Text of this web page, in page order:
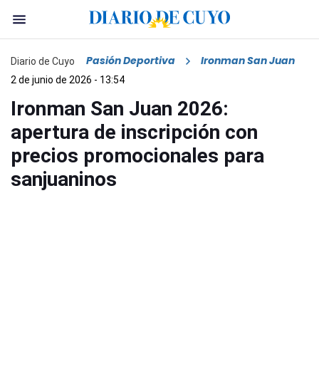
Diario de Cuyo Pasión Deportiva Ironman San Juan
2 de junio de 2026 - 13:54
Ironman San Juan 2026:
apertura de inscripción con
precios promocionales para
sanjuaninos